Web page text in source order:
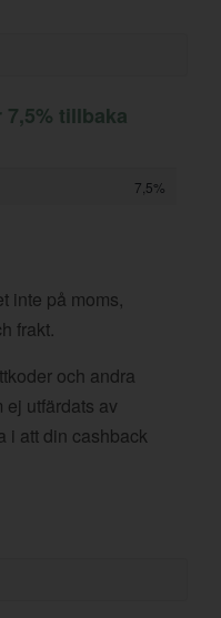
7,5% tillbaka
7,5%
inte på moms,
frakt.
och andra
ej utfärdats av
i att din cashback